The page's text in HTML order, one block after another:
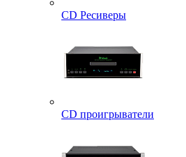
CD Ресиверы
CD проигрыватели